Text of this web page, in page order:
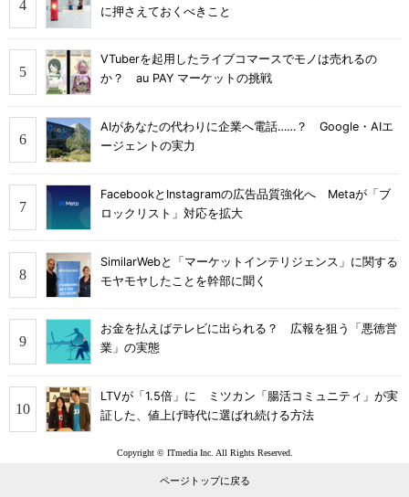
に押さえておくべきこと
VTuberを起用したライブコマースでモノは売れるの
か？ au PAY マーケットの挑戦
AIがあなたの代わりに企業へ電話……？ Google・AIエ
ージェントの実力
FacebookとInstagramの広告品質強化へ Metaが「ブ
ロックリスト」対応を拡大
SimilarWebと「マーケットインテリジェンス」に関する
モヤモヤしたことを幹部に聞く
お金を払えばテレビに出られる？ 広報を狙う「悪徳営
業」の実態
LTVが「1.5倍」に ミツカン「腸活コミュニティ」が実
証した、値上げ時代に選ばれ続ける方法
Copyright © ITmedia Inc. All Rights Reserved.
ページトップに戻る